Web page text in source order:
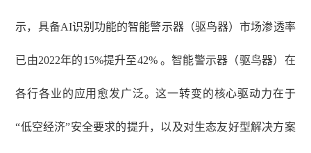
示，具备AI识别功能的智能警示器（驱鸟器）市场渗透率
已由2022年的15%提升至42% 。智能警示器（驱鸟器）在
各行各业的应用愈发广泛。这一转变的核心驱动力在于
“低空经济”安全要求的提升，以及对生态友好型解决方案